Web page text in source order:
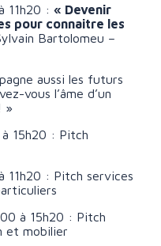
11h20 :« Devenir
pour connaitre les
Bartolomeu –
aussi les futurs
vous l’âme d’un
»
15h20 : Pitch
11h20 : Pitch services
à 15h20 : Pitch
et mobilier